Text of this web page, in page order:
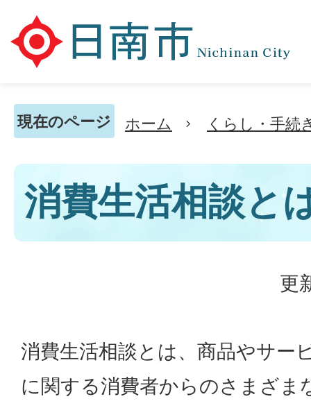
現在のページ ホーム くらし・手続
消費生活相談と
更
消費生活相談とは、商品やサー
に関する消費者からのさまざま